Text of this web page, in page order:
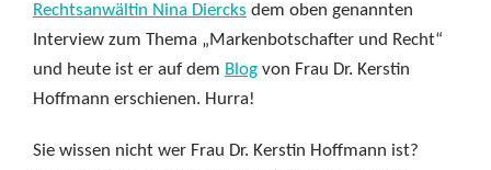
Rechtsanwältin Nina Diercks dem oben genannten
Interview zum Thema „Markenbotschafter und Recht“
und heute ist er auf dem Blog von Frau Dr. Kerstin
Hoffmann erschienen. Hurra!
Sie wissen nicht wer Frau Dr. Kerstin Hoffmann ist?